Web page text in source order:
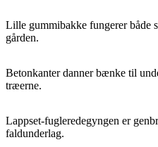
Lille gummibakke fungerer både
gården.
Betonkanter danner bænke til
træerne.
Lappset-fugleredegyngen er
faldunderlag.